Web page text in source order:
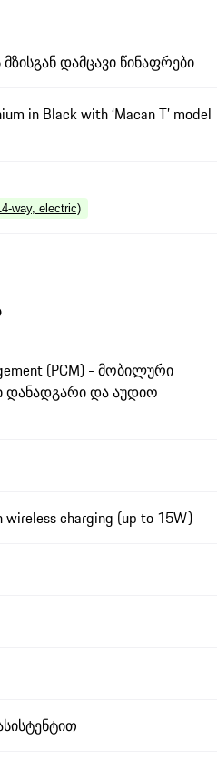
დამცავი წინაფრები
in Black with ‘Macan T’ model
way, electric)
(PCM) - მობილური
და აუდიო
charging (up to 15W)